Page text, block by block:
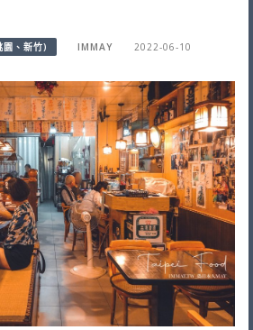
、新竹) IMMAY 2022-06-10